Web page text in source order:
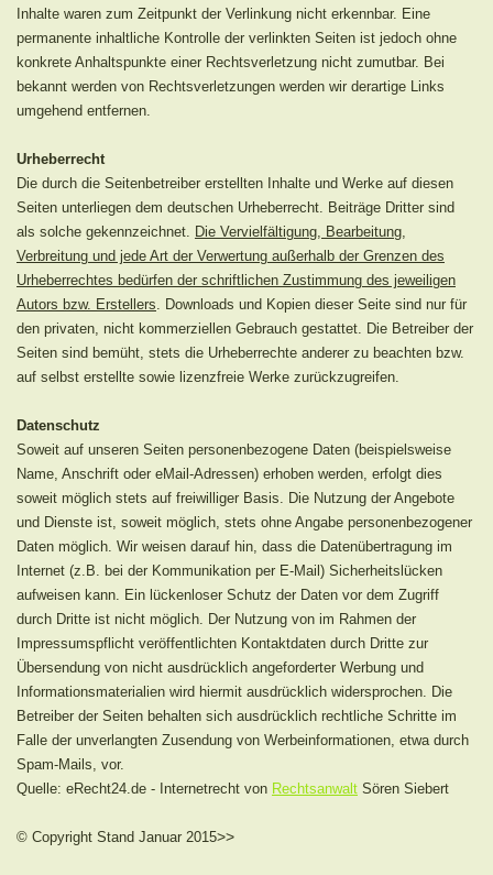
Inhalte waren zum Zeitpunkt der Verlinkung nicht erkennbar. Eine
permanente inhaltliche Kontrolle der verlinkten Seiten ist jedoch ohne
konkrete Anhaltspunkte einer Rechtsverletzung nicht zumutbar. Bei
bekannt werden von Rechtsverletzungen werden wir derartige Links
umgehend entfernen.
Urheberrecht
Die durch die Seitenbetreiber erstellten Inhalte und Werke auf diesen
Seiten unterliegen dem deutschen Urheberrecht. Beiträge Dritter sind
als solche gekennzeichnet. Die Vervielfältigung, Bearbeitung,
Verbreitung und jede Art der Verwertung außerhalb der Grenzen des
Urheberrechtes bedürfen der schriftlichen Zustimmung des jeweiligen
Autors bzw. Erstellers. Downloads und Kopien dieser Seite sind nur für
den privaten, nicht kommerziellen Gebrauch gestattet. Die Betreiber der
Seiten sind bemüht, stets die Urheberrechte anderer zu beachten bzw.
auf selbst erstellte sowie lizenzfreie Werke zurückzugreifen.
Datenschutz
Soweit auf unseren Seiten personenbezogene Daten (beispielsweise
Name, Anschrift oder eMail-Adressen) erhoben werden, erfolgt dies
soweit möglich stets auf freiwilliger Basis. Die Nutzung der Angebote
und Dienste ist, soweit möglich, stets ohne Angabe personenbezogener
Daten möglich. Wir weisen darauf hin, dass die Datenübertragung im
Internet (z.B. bei der Kommunikation per E-Mail) Sicherheitslücken
aufweisen kann. Ein lückenloser Schutz der Daten vor dem Zugriff
durch Dritte ist nicht möglich. Der Nutzung von im Rahmen der
Impressumspflicht veröffentlichten Kontaktdaten durch Dritte zur
Übersendung von nicht ausdrücklich angeforderter Werbung und
Informationsmaterialien wird hiermit ausdrücklich widersprochen. Die
Betreiber der Seiten behalten sich ausdrücklich rechtliche Schritte im
Falle der unverlangten Zusendung von Werbeinformationen, etwa durch
Spam-Mails, vor.
Quelle: eRecht24.de - Internetrecht von Rechtsanwalt Sören Siebert
© Copyright Stand Januar 2015>>